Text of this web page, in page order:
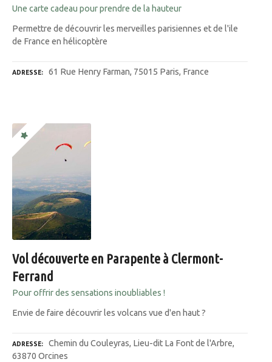
Une carte cadeau pour prendre de la hauteur
Permettre de découvrir les merveilles parisiennes et de l'ile
de France en hélicoptère
ADRESSE 61 Rue Henry Farman, 75015 Paris, France
Vol découverte en Parapente à Clermont-
Ferrand
Pour offrir des sensations inoubliables !
Envie de faire découvrir les volcans vue d'en haut ?
ADRESSE
Chemin du Couleyras, Lieu-dit La Font de l'Arbre,
63870 Orcines